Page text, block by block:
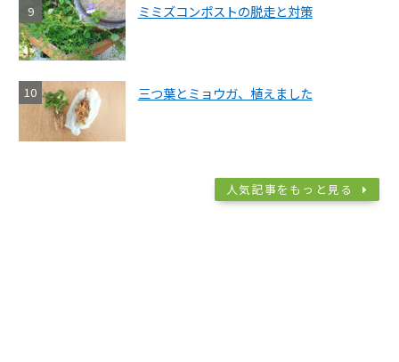
ミミズコンポストの脱走と対策
三つ葉とミョウガ、植えました
人気記事をもっと見る